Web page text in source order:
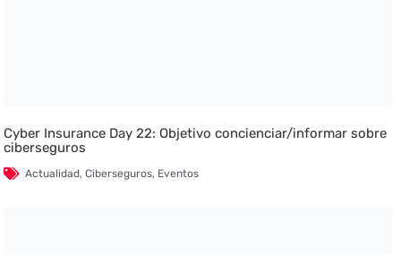
Cyber Insurance Day 22: Objetivo concienciar/informar sobre
ciberseguros
Actualidad,Ciberseguros, Eventos